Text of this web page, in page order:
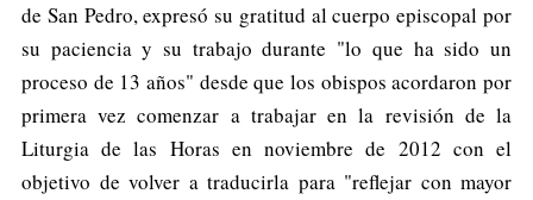
de San Pedro, expresó su gratitud al cuerpo episcopal por
su paciencia y su trabajo durante "lo que ha sido un
proceso de 13 años" desde que los obispos acordaron por
primera vez comenzar a trabajar en la revisión de la
Liturgia de las Horas en noviembre de 2012 con el
objetivo de volver a traducirla para "reflejar con mayor